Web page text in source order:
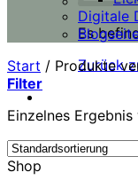
Es
Zurück
Digitale
Start / Produkte
Filter
Einzelnes
Shop